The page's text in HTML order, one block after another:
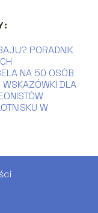
PORADNIK
NA 50 OSÓB
DLA
W